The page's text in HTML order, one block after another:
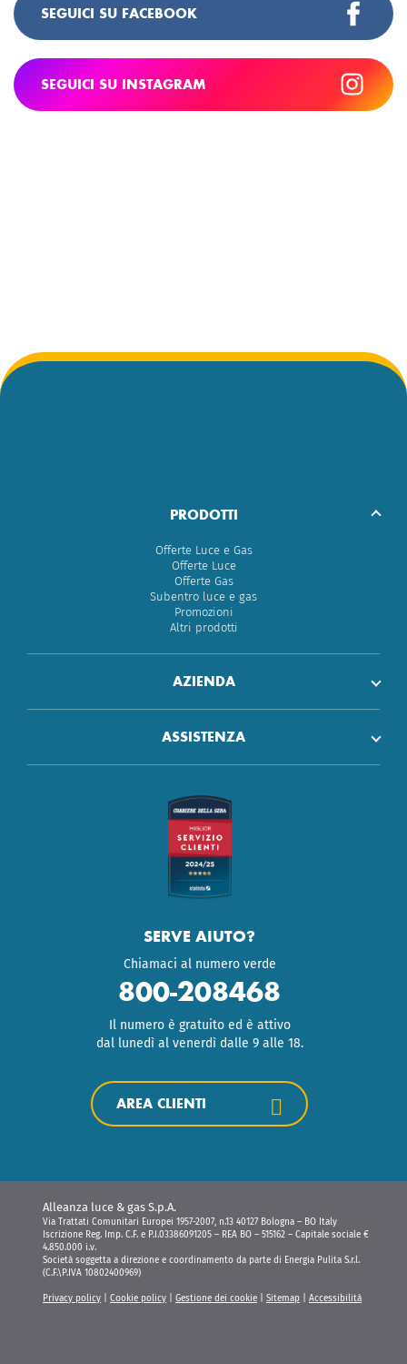
SEGUICI SU FACEBOOK
SEGUICI SU INSTAGRAM
PRODOTTI
Offerte Luce e Gas
Offerte Luce
Offerte Gas
Subentro luce e gas
Promozioni
Altri prodotti
AZIENDA
ASSISTENZA
SERVE AIUTO?
Chiamaci al numero verde
800-208468
Il numero è gratuito ed è attivo
dal lunedì al venerdì dalle 9 alle 18.
AREA CLIENTI
Alleanza luce & gas S.p.A.
Via Trattati Comunitari Europei 1957-2007, n.13 40127 Bologna – BO Italy
Iscrizione Reg. Imp. C.F. e P.I.03386091205 – REA BO – 515162 – Capitale sociale €
4.850.000 i.v.
Società soggetta a direzione e coordinamento da parte di Energia Pulita S.r.l.
(C.F.\P.IVA 10802400969)
Privacy policy Cookie policy Gestione dei cookie Sitemap Accessibilità